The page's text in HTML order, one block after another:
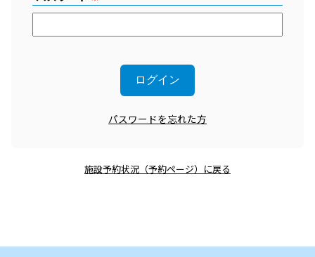
パスワードを忘れた方
施設予約状況（予約ページ）に戻る